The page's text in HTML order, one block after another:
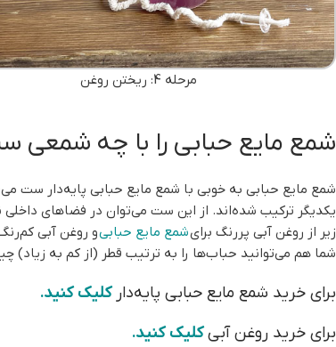
مرحله 4: ریختن روغن
شمع مایع حبابی را با چه شمعی
شمع مایع حبابی به خوبی با شمع مایع حبابی پایه‌دار ست می‌شود. این ست شامل
یکدیگر ترکیب شده‌اند. از این ست می‌توان در فضاهای
زیر از روغن آبی پررنگ برایشمع مایع حبابیو روغن آبی
شما هم می‌توانید حباب‌ها را به ترتیب قطر (از کم به زیاد)
برای خرید شمع مایع حبابی پایه‌دارکلیک کنید.
برای خرید روغن آبیکلیک کنید.